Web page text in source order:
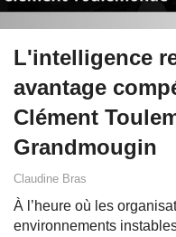
L'intelligence
avantage
Clément
Grandmougin
Claudine Bras
À l’heure où les
environnements